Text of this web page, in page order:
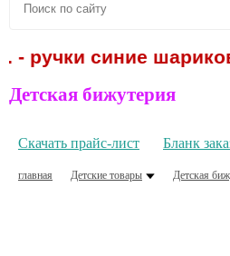
- ручки синие
Детская бижутерия
Скачать прайс-лист Бланк
главная Детские товары Детская